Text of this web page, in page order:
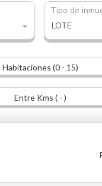
Tipo de
LOTE
Habitaciones (0 - 15)
Entre Kms ( - )